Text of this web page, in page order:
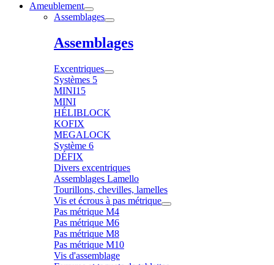
Ameublement
Assemblages
Assemblages
Excentriques
Systèmes 5
MINI15
MINI
HÉLIBLOCK
KOFIX
MEGALOCK
Système 6
DÉFIX
Divers excentriques
Assemblages Lamello
Tourillons, chevilles, lamelles
Vis et écrous à pas métrique
Pas métrique M4
Pas métrique M6
Pas métrique M8
Pas métrique M10
Vis d'assemblage